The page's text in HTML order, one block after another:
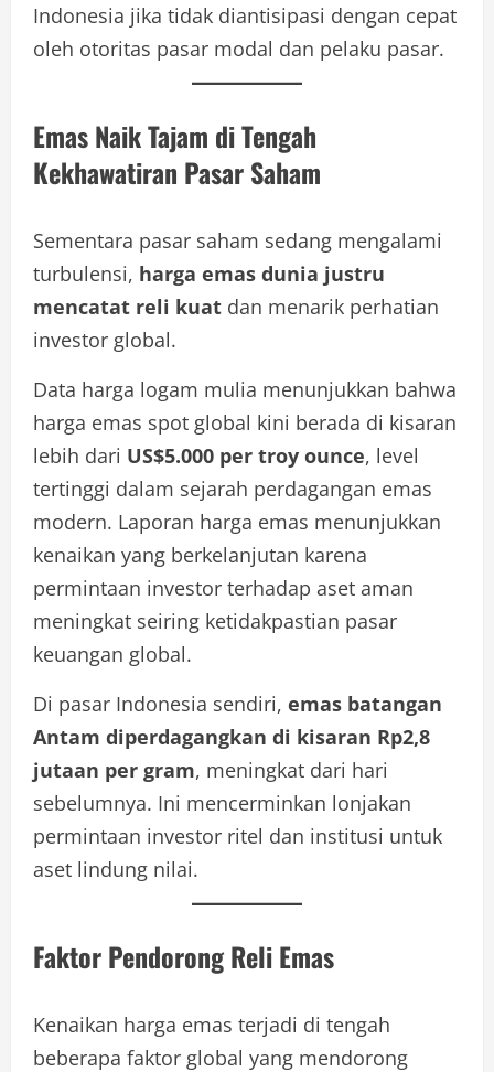
Indonesia jika tidak diantisipasi dengan cepat
oleh otoritas pasar modal dan pelaku pasar.
Emas Naik Tajam di Tengah
Kekhawatiran Pasar Saham
Sementara pasar saham sedang mengalami
turbulensi, harga emas dunia justru
mencatat reli kuat dan menarik perhatian
investor global.
Data harga logam mulia menunjukkan bahwa
harga emas spot global kini berada di kisaran
lebih dari US$5.000 per troy ounce, level
tertinggi dalam sejarah perdagangan emas
modern. Laporan harga emas menunjukkan
kenaikan yang berkelanjutan karena
permintaan investor terhadap aset aman
meningkat seiring ketidakpastian pasar
keuangan global.
Di pasar Indonesia sendiri, emas batangan
Antam diperdagangkan di kisaran Rp2,8
jutaan per gram, meningkat dari hari
sebelumnya. Ini mencerminkan lonjakan
permintaan investor ritel dan institusi untuk
aset lindung nilai.
Faktor Pendorong Reli Emas
Kenaikan harga emas terjadi di tengah
beberapa faktor global yang mendorong